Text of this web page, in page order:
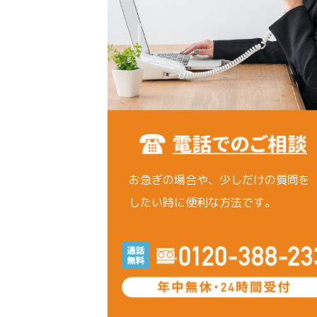
お急ぎの場合や、少しだけの質問を
したい時に便利な方法です。